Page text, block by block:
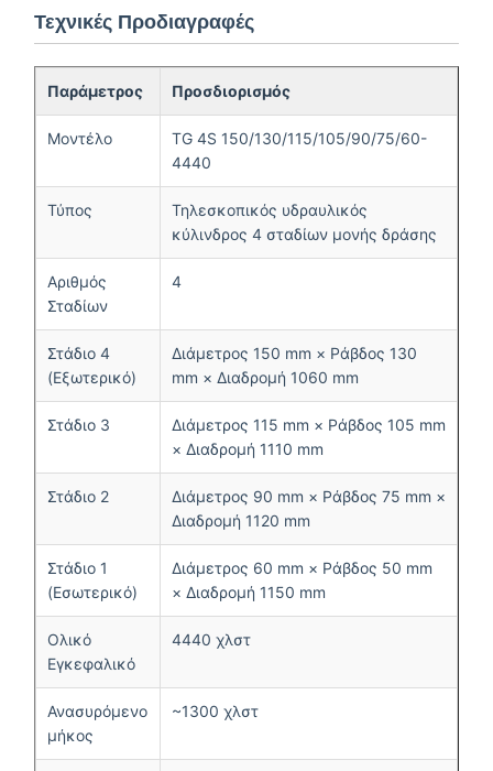
Τεχνικές Προδιαγραφές
Παράμετρος Προσδιορισμός
Μοντέλο
TG 4S 150/130/115/105/90/75/60-
4440
Τύπος
Τηλεσκοπικός υδραυλικός
κύλινδρος 4 σταδίων μονής δράσης
Αριθμός
Σταδίων
4
Στάδιο 4
(Εξωτερικό)
Διάμετρος 150 mm × Ράβδος 130
mm × Διαδρομή 1060 mm
Στάδιο 3
Διάμετρος 115 mm × Ράβδος 105 mm
× Διαδρομή 1110 mm
Στάδιο 2
Διάμετρος 90 mm × Ράβδος 75 mm ×
Διαδρομή 1120 mm
Στάδιο 1
(Εσωτερικό)
Διάμετρος 60 mm × Ράβδος 50 mm
× Διαδρομή 1150 mm
Ολικό
Εγκεφαλικό
4440 χλστ
Ανασυρόμενο
μήκος
~1300 χλστ